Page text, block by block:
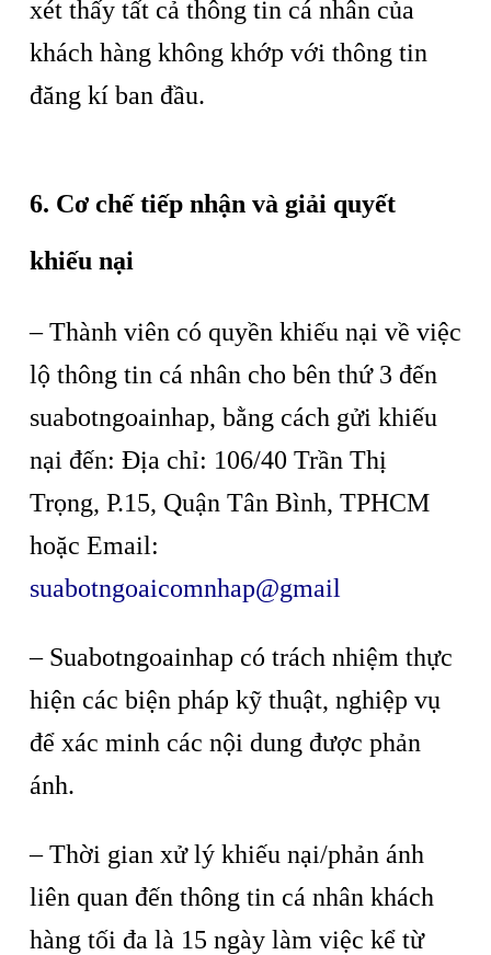
xét thấy tất cả thông tin cá nhân của
khách hàng không khớp với thông tin
đăng kí ban đầu.
6. Cơ chế tiếp nhận và giải quyết
khiếu nại
– Thành viên có quyền khiếu nại về việc
lộ thông tin cá nhân cho bên thứ 3 đến
suabotngoainhap, bằng cách gửi khiếu
nại đến: Địa chỉ: 106/40 Trần Thị
Trọng, P.15, Quận Tân Bình, TPHCM
hoặc Email:
suabotngoaicomnhap@gmail
– Suabotngoainhap có trách nhiệm thực
hiện các biện pháp kỹ thuật, nghiệp vụ
để xác minh các nội dung được phản
ánh.
– Thời gian xử lý khiếu nại/phản ánh
liên quan đến thông tin cá nhân khách
hàng tối đa là 15 ngày làm việc kể từ